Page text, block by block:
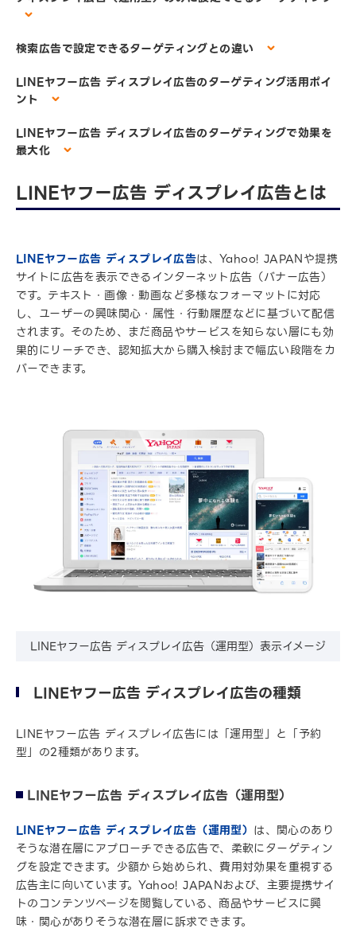
検索広告で設定できるターゲティングとの違い
LINEヤフー広告 ディスプレイ広告のターゲティング活用ポイ
ント
LINEヤフー広告 ディスプレイ広告のターゲティングで効果を
最大化
LINEヤフー広告 ディスプレイ広告とは
LINEヤフー広告 ディスプレイ広告は、Yahoo! JAPANや提携
サイトに広告を表示できるインターネット広告（バナー広告）
です。テキスト・画像・動画など多様なフォーマットに対応
し、ユーザーの興味関心・属性・行動履歴などに基づいて配信
されます。そのため、まだ商品やサービスを知らない層にも効
果的にリーチでき、認知拡大から購入検討まで幅広い段階をカ
バーできます。
LINEヤフー広告 ディスプレイ広告（運用型）表示イメージ
LINEヤフー広告 ディスプレイ広告の種類
LINEヤフー広告 ディスプレイ広告には「運用型」と「予約
型」の2種類があります。
LINEヤフー広告 ディスプレイ広告（運用型）
LINEヤフー広告 ディスプレイ広告（運用型） は、関心のあり
そうな潜在層にアプローチできる広告で、柔軟にターゲティン
グを設定できます。少額から始められ、費用対効果を重視する
広告主に向いています。Yahoo! JAPANおよび、主要提携サイ
トのコンテンツページを閲覧している、商品やサービスに興
味・関心がありそうな潜在層に訴求できます。